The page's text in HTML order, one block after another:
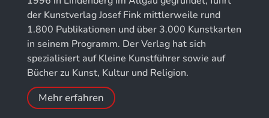
Kunstführer NO
Kunstführer PQ
Kunstführer R
für Chronometrie
Jahrbuch der Stiftung Thüringer Schlösser und
Gärten
der Kunstverlag Josef Fink mittlerweile rund
1.800 Publikationen und über 3.000 Kunstkarten
in seinem Programm. Der Verlag hat sich
spezialisiert auf Kleine Kunstführer sowie auf
Bücher zu Kunst, Kultur und Religion.
Mehr erfahren